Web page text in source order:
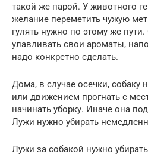
такой же парой. У животного
желание переметить чужую
гулять нужно по этому же
улавливать свои ароматы,
надо конкретно сделать.
Дома, в случае осечки, собаку
или движением прогнать с
начинать уборку. Иначе она
Лужи нужно убирать
Лужи за собакой нужно